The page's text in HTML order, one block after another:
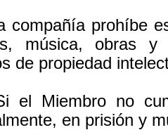
compañía prohíbe
música, obras
de propiedad
el Miembro no
en prisión y